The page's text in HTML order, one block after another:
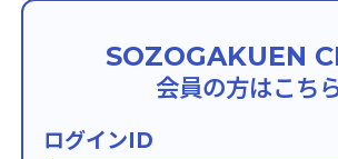
SOZOGAKUEN
会員の方はこち
ログインID